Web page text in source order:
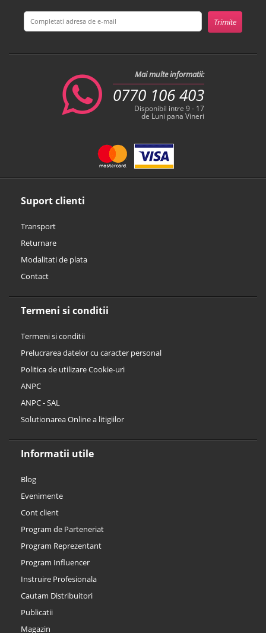
Suport clienti
Transport
Returnare
Modalitati de plata
Contact
Termeni si conditii
Termeni si conditii
Prelucrarea datelor cu caracter personal
Politica de utilizare Cookie-uri
ANPC
ANPC - SAL
Solutionarea Online a litigiilor
Informatii utile
Blog
Evenimente
Cont client
Program de Parteneriat
Program Reprezentant
Program Influencer
Instruire Profesionala
Cautam Distribuitori
Publicatii
Magazin
Mai multe informatii:
0770 106 403
Disponibil intre 9 - 17
de Luni pana Vineri